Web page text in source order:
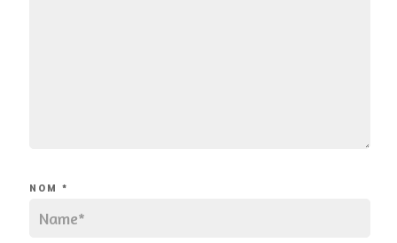
NOM *